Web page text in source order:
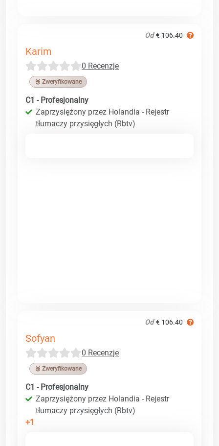
Od € 106.40
Karim
0 Recenzje
🥉 Zweryfikowane
C1 - Profesjonalny
Zaprzysiężony przez Holandia - Rejestr
tłumaczy przysięgłych (Rbtv)
Od € 106.40
Sofyan
0 Recenzje
🥉 Zweryfikowane
C1 - Profesjonalny
Zaprzysiężony przez Holandia - Rejestr
tłumaczy przysięgłych (Rbtv)
+1